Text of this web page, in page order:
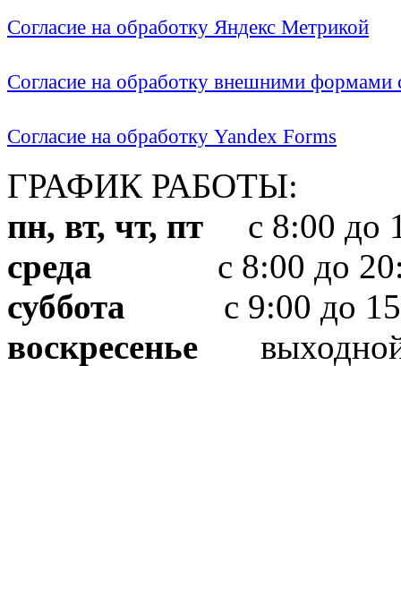
Согласие на обработку Яндекс Метрикой
Согласие на обработку внешними формами
Согласие на обработку Yandex Forms
ГРАФИК РАБОТЫ:
пн, вт, чт, пт с 8:00 до
среда с 8:00 до
суббота с 9:00 до
воскресенье